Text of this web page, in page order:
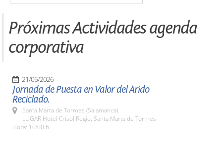
Próximas Actividades agenda
corporativa
21/05/2026
Jornada de Puesta en Valor del Árido
Reciclado.
Santa Marta de Tormes (Salamanca)
LUGAR Hotel Crisol Regio. Santa Marta de Tormes
Hora: 10:00 h.